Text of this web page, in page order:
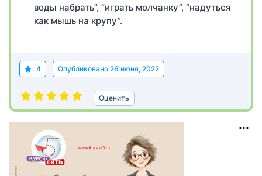
воды набрать”, “играть молчанку”, “надуться
как мышь на крупу”.
4 Опубликовано 26 июня, 2022
Оценить